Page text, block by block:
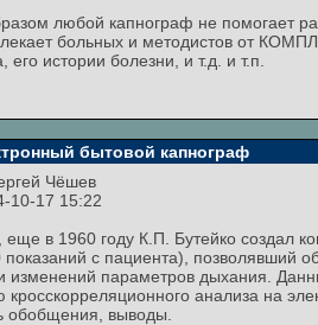
любой капнограф не помогает
больных и методистов от
его истории болезни, и т.д. и т.п.
бытовой капнограф
Чёшев
10-17 15:22
еще в 1960 году К.П. Бутейко создал
с пациента), позволявший
изменений параметров дыхания.
анализа на
обобщения, выводы.